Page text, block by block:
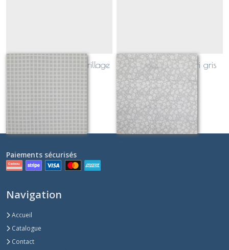
piqué de coton quadrillage
gris perle
Sur demande
piqué de coton fleuri gris
perle
Sur demande
Paiements sécurisés
Navigation
Accueil
Catalogue
Contact